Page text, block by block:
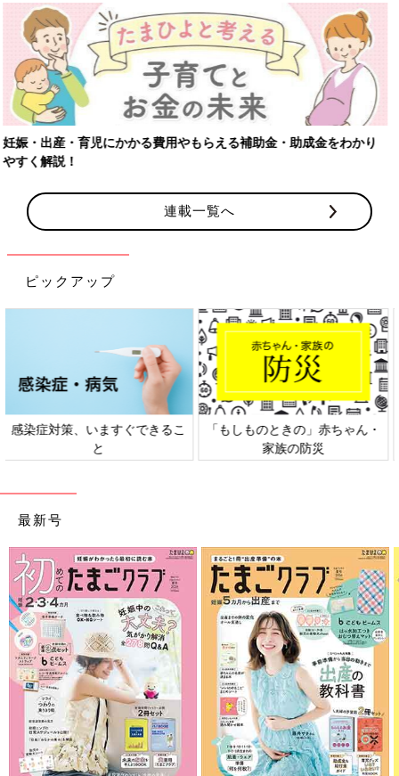
【ワクチン接種できるものも】妊婦の感染症対策、知っておいて！
連載一覧へ
ピックアップ
日本外来小児科学会リーフレッ
ト検討会
六星占術 細木かおりさんの人生
相談
最新号